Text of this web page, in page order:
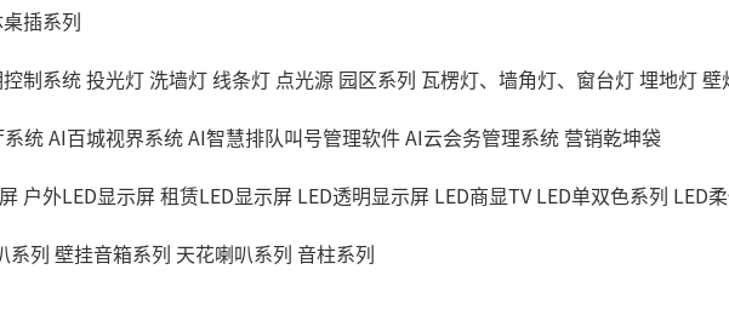
插系列
制系统投光灯洗墙灯线条灯 点光源 园区系列 瓦楞灯、墙角灯、窗台灯埋地灯壁
统AI百城视界系统AI智慧排队叫号管理软件AI云会务管理系统 营销乾坤袋
户外LED显示屏租赁LED显示屏 LED透明显示屏 LED商显TV LED单双色系列 LED
系列 壁挂音箱系列 天花喇叭系列 音柱系列